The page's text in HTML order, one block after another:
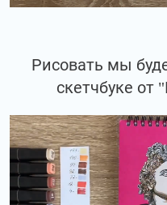
Рисовать мы
скетчбуке